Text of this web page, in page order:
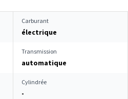
Carburant
électrique
Transmission
automatique
Cylindrée
-